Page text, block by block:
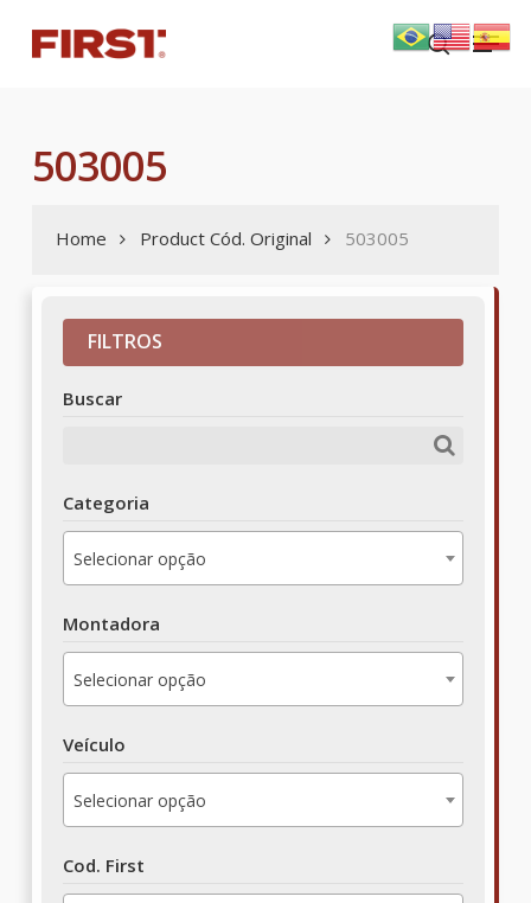
main
search
Menu
503005
Home Product Cód. Original 503005
FILTROS
Buscar
Categoria
Selecionar opção
Montadora
Selecionar opção
Veículo
Selecionar opção
Cod. First